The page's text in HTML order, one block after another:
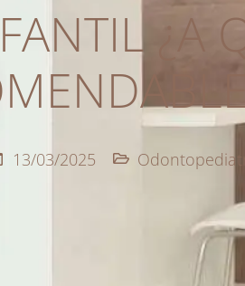
¿A
13/03/2025